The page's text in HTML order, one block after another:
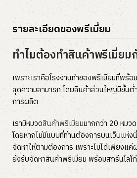
รายละเอียดของพรีเมี่ยม
ทำไมต้องทำสินค้าพรีเมี่ยม
เพราะเราคือโรงงานทำของพรีเมี่ยมที่พร้
สุดความสามารถ โดยสินค้าส่วนใหญ่มีขั้น
การผลิต
เรามีหมวดสินค้าพรีเมี่ยมมากกว่า 20 หมว
โดยหากไม่มีแบบที่ท่านต้องการบนเว็บแห่ง
จัดหาให้ตามต้องการ เพราะไม่ได้เพียงแ
ยังรับจัดหาสินค้าพรีเมี่ยม พร้อมสกรีนโลโ